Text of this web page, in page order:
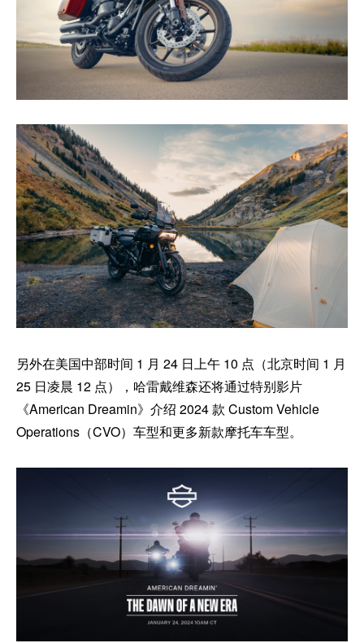
另外在美国中部时间 1 月 24 日上午 10 点（北京时间 1 月
25 日凌晨 12 点），哈雷戴维森还将通过特别影片
《American Dreamin》介绍 2024 款 Custom Vehicle
Operations（CVO）车型和更多新款摩托车车型。